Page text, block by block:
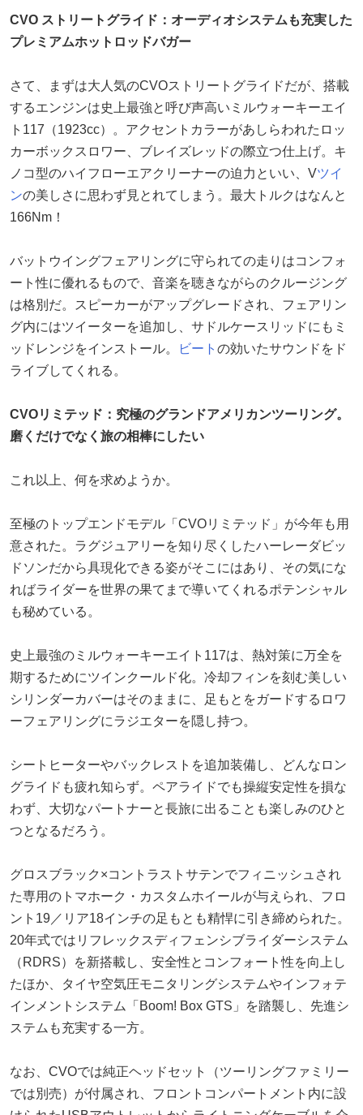
CVO ストリートグライド：オーディオシステムも充実した
プレミアムホットロッドバガー
さて、まずは大人気のCVOストリートグライドだが、搭載
するエンジンは史上最強と呼び声高いミルウォーキーエイ
ト117（1923cc）。アクセントカラーがあしらわれたロッ
カーボックスロワー、ブレイズレッドの際立つ仕上げ。キ
ノコ型のハイフローエアクリーナーの迫力といい、Vツイ
ンの美しさに思わず見とれてしまう。最大トルクはなんと
166Nm！
バットウイングフェアリングに守られての走りはコンフォ
ート性に優れるもので、音楽を聴きながらのクルージング
は格別だ。スピーカーがアップグレードされ、フェアリン
グ内にはツイーターを追加し、サドルケースリッドにもミ
ッドレンジをインストール。
ビート の効いたサウンドをド
ライブしてくれる。
CVOリミテッド：究極のグランドアメリカンツーリング。
磨くだけでなく旅の相棒にしたい
これ以上、何を求めようか。
至極のトップエンドモデル「CVOリミテッド」が今年も用
意された。ラグジュアリーを知り尽くしたハーレーダビッ
ドソンだから具現化できる姿がそこにはあり、その気にな
ればライダーを世界の果てまで導いてくれるポテンシャル
も秘めている。
史上最強のミルウォーキーエイト117は、熱対策に万全を
期するためにツインクールド化。冷却フィンを刻む美しい
シリンダーカバーはそのままに、足もとをガードするロワ
ーフェアリングにラジエターを隠し持つ。
シートヒーターやバックレストを追加装備し、どんなロン
グライドも疲れ知らず。ペアライドでも操縦安定性を損な
わず、大切なパートナーと長旅に出ることも楽しみのひと
つとなるだろう。
グロスブラック×コントラストサテンでフィニッシュされ
た専用のトマホーク・カスタムホイールが与えられ、フロ
ント19／リア18インチの足もとも精悍に引き締められた。
20年式ではリフレックスディフェンシブライダーシステム
（RDRS）を新搭載し、安全性とコンフォート性を向上し
たほか、タイヤ空気圧モニタリングシステムやインフォテ
インメントシステム「Boom! Box GTS」を踏襲し、先進シ
ステムも充実する一方。
なお、CVOでは純正ヘッドセット（ツーリングファミリー
では別売）が付属され、フロントコンパートメント内に設